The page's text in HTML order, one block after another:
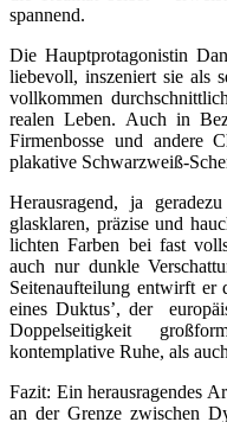
spannend.
Die Hauptprotagonistin
liebevoll, inszeniert sie als
vollkommen
realen Leben. Auch in
Firmenbosse und andere
plakative Schwarzweiß-
Herausragend, ja
glasklaren, präzise und
lichten Farben bei fast
auch nur dunkle
Seitenaufteilung entwirft er
eines Duktus’, der
Doppelseitigkeit
kontemplative Ruhe, als
Fazit: Ein herausragendes
an der Grenze zwischen